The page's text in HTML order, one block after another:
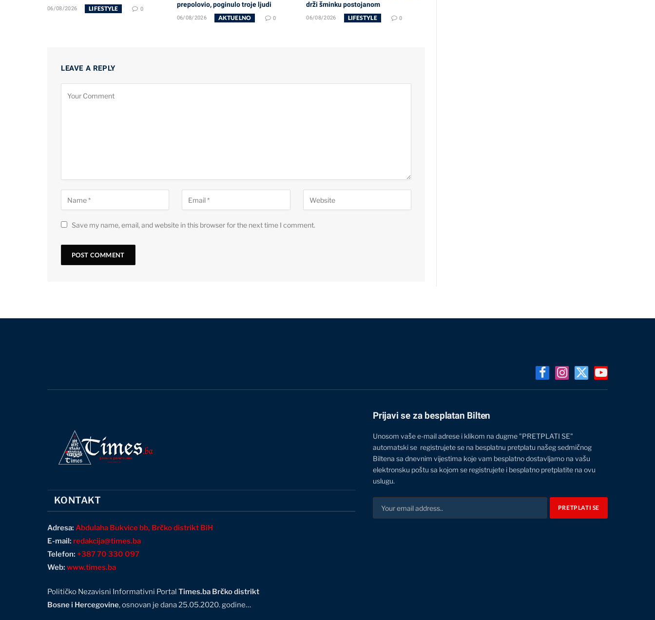
06/08/2026 LIFESTYLE 0
prepolovio, poginulo troje ljudi
06/08/2026 AKTUELNO 0
drži šminku postojanom
06/08/2026 LIFESTYLE 0
LEAVE A REPLY
Save my name, email, and website in this browser for the next time I comment.
FacebookInstagram
X
(Twitter)
YouTube
KONTAKT
Adresa: Abdulaha Bukvice bb, Brčko distrikt BiH
E-mail: redakcija@times.ba
Telefon: +387 70 330 097
Web: www.times.ba
Političko Nezavisni Informativni Portal Times.ba Brčko distrikt
Bosne i Hercegovine, osnovan je dana 25.05.2020. godine…
Prijavi se za besplatan Bilten
Unosom vaše e-mail adrese i klikom na dugme "PRETPLATI SE"
automatski se registrujete se na besplatnu pretplatu našeg sedmičnog
Biltena sa dnevnim vijestima koje vam besplatno dostavljamo na vašu
elektronsku poštu sa kojom se registrujete i besplatno pretplatite na ovu
uslugu.